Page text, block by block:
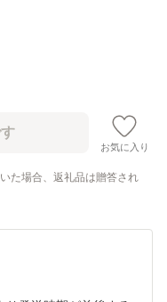
お気に入り
た場合、返礼品は贈答され